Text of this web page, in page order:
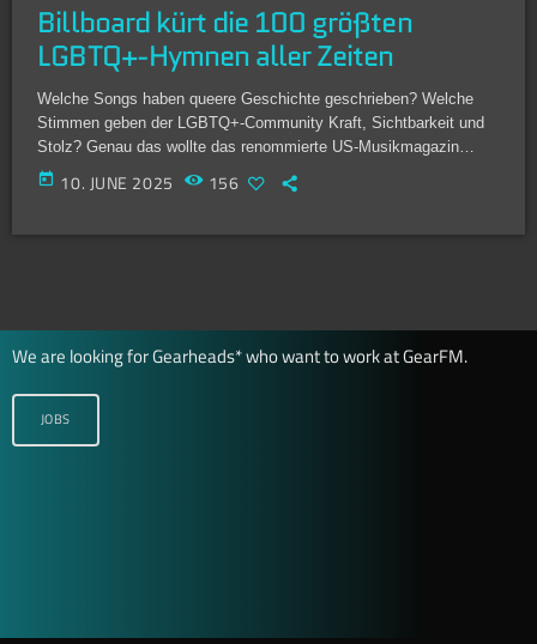
Billboard kürt die 100 größten
LGBTQ+-Hymnen aller Zeiten
Welche Songs haben queere Geschichte geschrieben? Welche
Stimmen geben der LGBTQ+-Community Kraft, Sichtbarkeit und
Stolz? Genau das wollte das renommierte US-Musikmagazin
Billboard wissen – und hat eine Liste der 100 wichtigsten und
einflussreichsten Songs zusammengestellt, die die queere
today 10. JUNE 2025 156
We are looking for Gearheads* who want to work at GearFM.
JOBS